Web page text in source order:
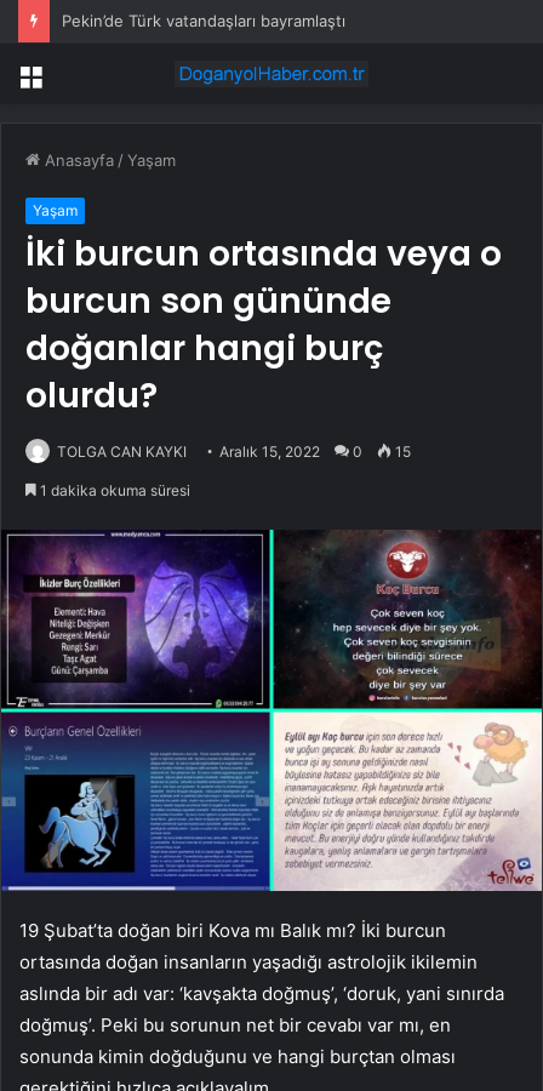
İstanbul’da su kesintisi başlıyor: 7 ilçede 20 saat sürecek
Menü
Anasayfa /Yaşam
Yaşam
İki burcun ortasında veya o
burcun son gününde
doğanlar hangi burç
olurdu?
TOLGA CAN KAYKI Aralık 15, 2022 0 15
1 dakika okuma süresi
19 Şubat’ta doğan biri Kova mı Balık mı? İki burcun
ortasında doğan insanların yaşadığı astrolojik ikilemin
aslında bir adı var: ‘kavşakta doğmuş’, ‘doruk, yani sınırda
doğmuş’. Peki bu sorunun net bir cevabı var mı, en
sonunda kimin doğduğunu ve hangi burçtan olması